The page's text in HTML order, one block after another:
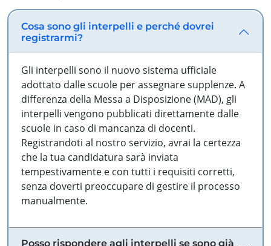
Cosa sono gli interpelli e perché dovrei
registrarmi?
Gli interpelli sono il nuovo sistema ufficiale
adottato dalle scuole per assegnare supplenze. A
differenza della Messa a Disposizione (MAD), gli
interpelli vengono pubblicati direttamente dalle
scuole in caso di mancanza di docenti.
Registrandoti al nostro servizio, avrai la certezza
che la tua candidatura sarà inviata
tempestivamente e con tutti i requisiti corretti,
senza doverti preoccupare di gestire il processo
manualmente.
Posso rispondere agli interpelli se sono già